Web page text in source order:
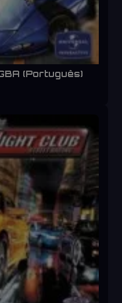
(Português)